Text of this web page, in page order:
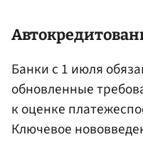
Банки с 1 июля
обновленные
к оценке
Ключевое